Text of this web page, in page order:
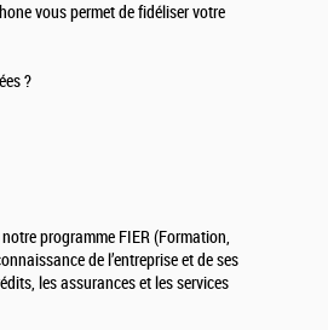
vous permet de fidéliser votre
?
programme FIER (Formation,
de l’entreprise et de ses
les assurances et les services